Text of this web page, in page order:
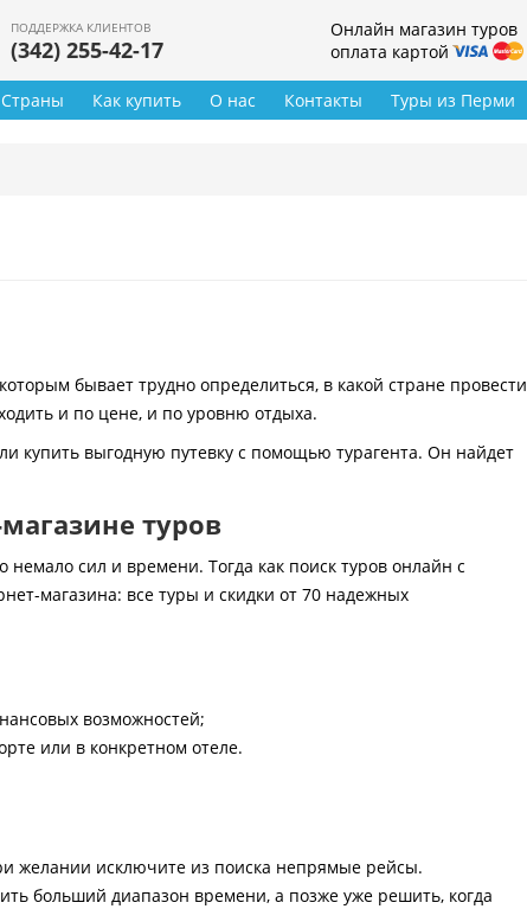
ПОДДЕРЖКА КЛИЕНТОВ
(342) 255-42-17
Онлайн магазин туров
оплата картой
Туры из Перми
Страны Как купить О нас Контакты
бывает трудно определиться, в какой стране провести
и по цене, и по уровню отдыха.
купить выгодную путевку с помощью турагента. Он найдет
туров
сил и времени. Тогда как поиск туров онлайн с
магазина: все туры и скидки от 70 надежных
возможностей;
или в конкретном отеле.
желании исключите из поиска непрямые рейсы.
больший диапазон времени, а позже уже решить, когда